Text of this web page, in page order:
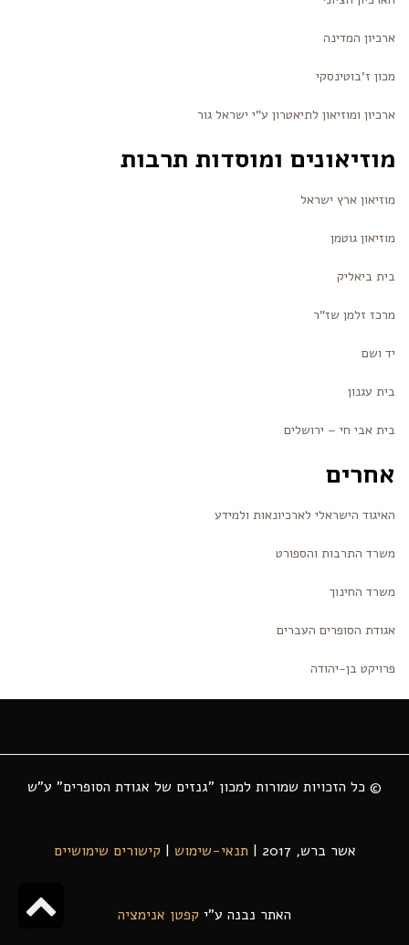
ארכיון המדינה
מכון ז’בוטינסקי
ארכיון ומוזיאון לתיאטרון ע”י ישראל גור
מוזיאונים ומוסדות תרבות
מוזיאון ארץ ישראל
מוזיאון גוטמן
בית ביאליק
מרכז זלמן שז”ר
יד ושם
בית עגנון
בית אבי חי – ירושלים
אחרים
האיגוד הישראלי לארכיונאות ולמידע
משרד התרבות והספורט
משרד החינוך
אגודת הסופרים העברים
פרויקט בן-יהודה
© כל הזכויות שמורות למכון "גנזים של אגודת הסופרים" ע"ש
אשר ברש, 2017 | תנאי-שימוש | קישורים שימושיים
האתר נבנה ע"י קפטן אנימציה